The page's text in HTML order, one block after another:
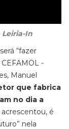
Leiria-In
“fazer
-
Manuel
que fabrica
no dia a
é
nela